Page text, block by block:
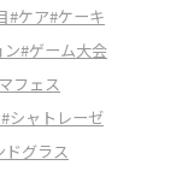
#ケア#ケーキ
#ゲーム大会
フェス
#シャトレーゼ
ドグラス